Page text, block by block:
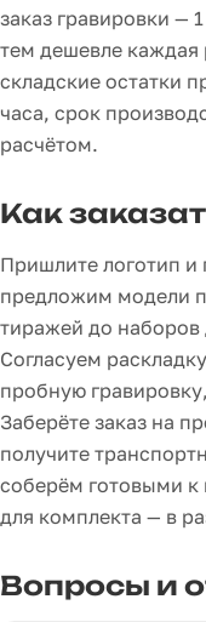
заказ гравировки —
тем дешевле
складские остатки
часа, срок
расчётом.
Как
Пришлите логотип
предложим модели
тиражей до наборов
Согласуем
пробную
Заберёте заказ на
получите
соберём готовыми
для комплекта — в
Вопросы и